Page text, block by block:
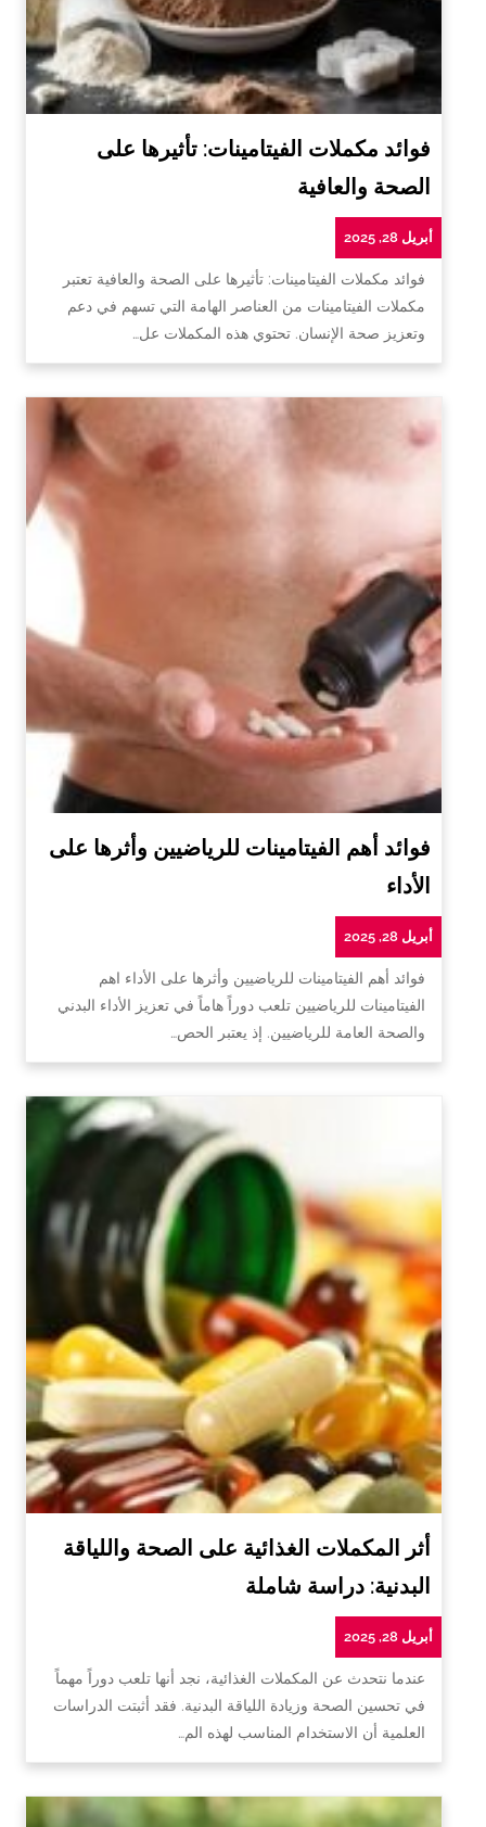
فوائد مكملات الفيتامينات: تأثيرها على
الصحة والعافية
أبريل 28, 2025
فوائد مكملات الفيتامينات: تأثيرها على الصحة والعافية تعتبر
مكملات الفيتامينات من العناصر الهامة التي تسهم في دعم
وتعزيز صحة الإنسان. تحتوي هذه المكملات عل…
فوائد أهم الفيتامينات للرياضيين وأثرها على
الأداء
أبريل 28, 2025
فوائد أهم الفيتامينات للرياضيين وأثرها على الأداء اهم
الفيتامينات للرياضيين تلعب دوراً هاماً في تعزيز الأداء البدني
والصحة العامة للرياضيين. إذ يعتبر الحص…
أثر المكملات الغذائية على الصحة واللياقة
البدنية: دراسة شاملة
أبريل 28, 2025
عندما نتحدث عن المكملات الغذائية، نجد أنها تلعب دوراً مهماً
في تحسين الصحة وزيادة اللياقة البدنية. فقد أثبتت الدراسات
العلمية أن الاستخدام المناسب لهذه الم…